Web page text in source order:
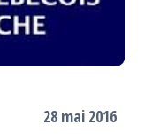
28 mai 2016